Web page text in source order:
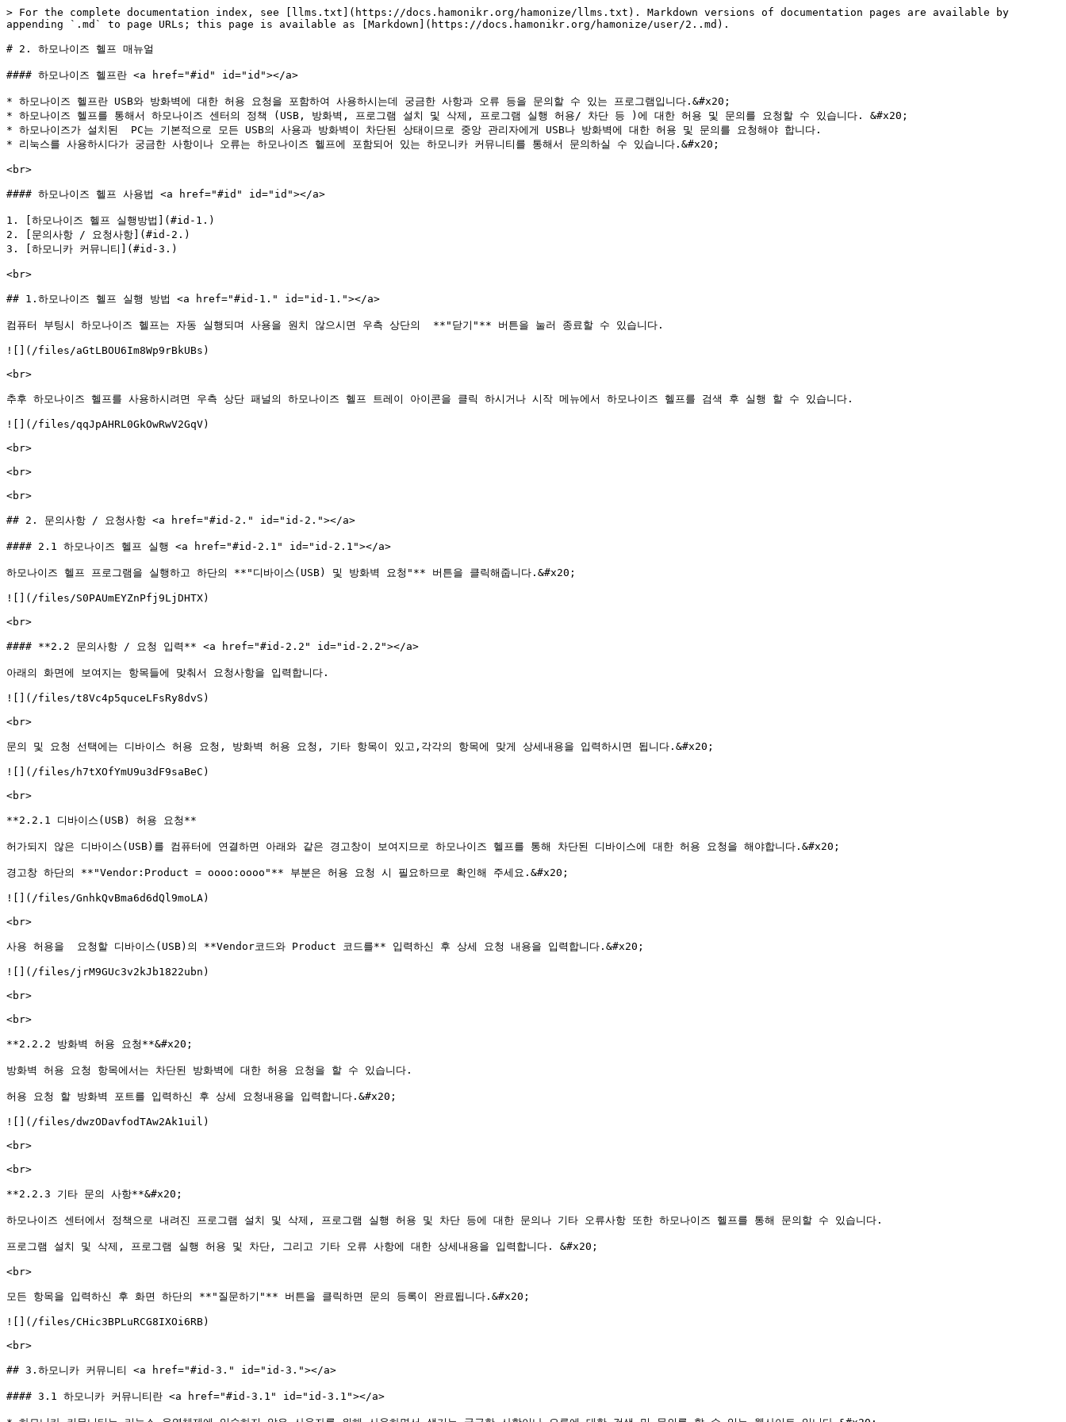
> For the complete documentation index, see [llms.txt](https://docs.hamonikr.org/hamonize/llms.txt). Markdown versions of documentation pages are available by
appending `.md` to page URLs; this page is available as [Markdown](https://docs.hamonikr.org/hamonize/user/2..md).
# 2. 하모나이즈 헬프 매뉴얼
#### 하모나이즈 헬프란 <a href="#id" id="id"></a>
* 하모나이즈 헬프란 USB와 방화벽에 대한 허용 요청을 포함하여 사용하시는데 궁금한 사항과 오류 등을 문의할 수 있는 프로그램입니다.&#x20;
* 하모나이즈 헬프를 통해서 하모나이즈 센터의 정책 (USB, 방화벽, 프로그램 설치 및 삭제, 프로그램 실행 허용/ 차단 등 )에 대한 허용 및 문의를 요청할 수 있습니다. &#x20;
* 하모나이즈가 설치된  PC는 기본적으로 모든 USB의 사용과 방화벽이 차단된 상태이므로 중앙 관리자에게 USB나 방화벽에 대한 허용 및 문의를 요청해야 합니다.
* 리눅스를 사용하시다가 궁금한 사항이나 오류는 하모나이즈 헬프에 포함되어 있는 하모니카 커뮤니티를 통해서 문의하실 수 있습니다.&#x20;
<br>
#### 하모나이즈 헬프 사용법 <a href="#id" id="id"></a>
1. [하모나이즈 헬프 실행방법](#id-1.)
2. [문의사항 / 요청사항](#id-2.)
3. [하모니카 커뮤니티](#id-3.)
<br>
## 1.하모나이즈 헬프 실행 방법 <a href="#id-1." id="id-1."></a>
컴퓨터 부팅시 하모나이즈 헬프는 자동 실행되며 사용을 원치 않으시면 우측 상단의  **"닫기"** 버튼을 눌러 종료할 수 있습니다.
![](/files/aGtLBOU6Im8Wp9rBkUBs)
<br>
추후 하모나이즈 헬프를 사용하시려면 우측 상단 패널의 하모나이즈 헬프 트레이 아이콘을 클릭 하시거나 시작 메뉴에서 하모나이즈 헬프를 검색 후 실행 할 수 있습니다.
![](/files/qqJpAHRL0GkOwRwV2GqV)
<br>
<br>
<br>
## 2. 문의사항 / 요청사항 <a href="#id-2." id="id-2."></a>
#### 2.1 하모나이즈 헬프 실행 <a href="#id-2.1" id="id-2.1"></a>
하모나이즈 헬프 프로그램을 실행하고 하단의 **"디바이스(USB) 및 방화벽 요청"** 버튼을 클릭해줍니다.&#x20;
![](/files/S0PAUmEYZnPfj9LjDHTX)
<br>
#### **2.2 문의사항 / 요청 입력** <a href="#id-2.2" id="id-2.2"></a>
아래의 화면에 보여지는 항목들에 맞춰서 요청사항을 입력합니다.
![](/files/t8Vc4p5quceLFsRy8dvS)
<br>
문의 및 요청 선택에는 디바이스 허용 요청, 방화벽 허용 요청, 기타 항목이 있고,각각의 항목에 맞게 상세내용을 입력하시면 됩니다.&#x20;
![](/files/h7tXOfYmU9u3dF9saBeC)
<br>
**2.2.1 디바이스(USB) 허용 요청**
허가되지 않은 디바이스(USB)를 컴퓨터에 연결하면 아래와 같은 경고창이 보여지므로 하모나이즈 헬프를 통해 차단된 디바이스에 대한 허용 요청을 해야합니다.&#x20;
경고창 하단의 **"Vendor:Product = oooo:oooo"** 부분은 허용 요청 시 필요하므로 확인해 주세요.&#x20;
![](/files/GnhkQvBma6d6dQl9moLA)
<br>
사용 허용을  요청할 디바이스(USB)의 **Vendor코드와 Product 코드를** 입력하신 후 상세 요청 내용을 입력합니다.&#x20;
![](/files/jrM9GUc3v2kJb1822ubn)
<br>
<br>
**2.2.2 방화벽 허용 요청**&#x20;
방화벽 허용 요청 항목에서는 차단된 방화벽에 대한 허용 요청을 할 수 있습니다.
허용 요청 할 방화벽 포트를 입력하신 후 상세 요청내용을 입력합니다.&#x20;
![](/files/dwzODavfodTAw2Ak1uil)
<br>
<br>
**2.2.3 기타 문의 사항**&#x20;
하모나이즈 센터에서 정책으로 내려진 프로그램 설치 및 삭제, 프로그램 실행 허용 및 차단 등에 대한 문의나 기타 오류사항 또한 하모나이즈 헬프를 통해 문의할 수 있습니다.
프로그램 설치 및 삭제, 프로그램 실행 허용 및 차단, 그리고 기타 오류 사항에 대한 상세내용을 입력합니다. &#x20;
<br>
모든 항목을 입력하신 후 화면 하단의 **"질문하기"** 버튼을 클릭하면 문의 등록이 완료됩니다.&#x20;
![](/files/CHic3BPLuRCG8IXOi6RB)
<br>
## 3.하모니카 커뮤니티 <a href="#id-3." id="id-3."></a>
#### 3.1 하모니카 커뮤니티란 <a href="#id-3.1" id="id-3.1"></a>